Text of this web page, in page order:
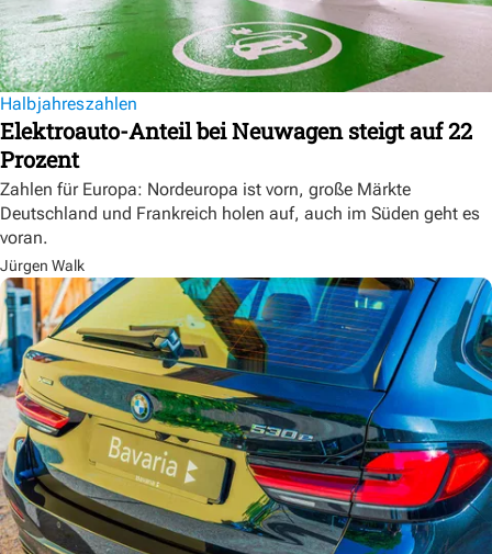
Halbjahreszahlen
Elektroauto-Anteil bei Neuwagen steigt auf 22
Prozent
Zahlen für Europa: Nordeuropa ist vorn, große Märkte
Deutschland und Frankreich holen auf, auch im Süden geht es
voran.
Jürgen Walk